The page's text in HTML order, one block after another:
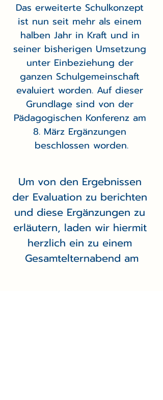
Das erweiterte Schulkonzept
ist nun seit mehr als einem
halben Jahr in Kraft und in
seiner bisherigen Umsetzung
unter Einbeziehung der
ganzen Schulgemeinschaft
evaluiert worden. Auf dieser
Grundlage sind von der
Pädagogischen Konferenz am
8. März Ergänzungen
beschlossen worden.
Um von den Ergebnissen
der Evaluation zu berichten
und diese Ergänzungen zu
erläutern, laden wir hiermit
herzlich ein zu einem
Gesamtelternabend am